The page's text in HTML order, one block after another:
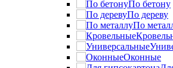
По бетону
По дереву
По
Оконные